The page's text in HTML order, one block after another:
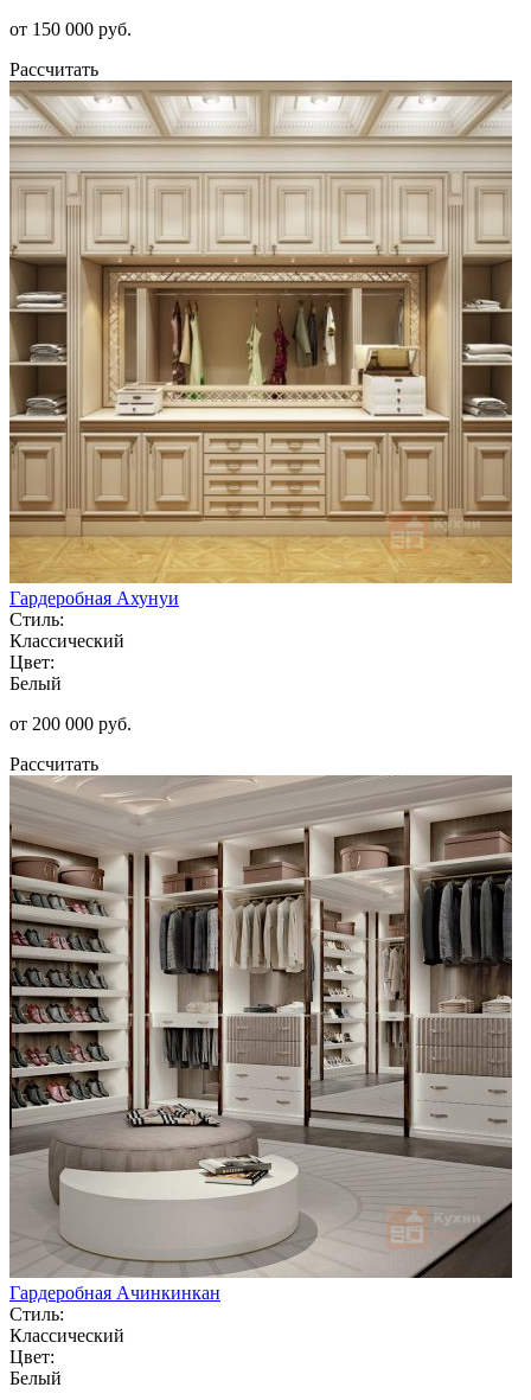
от 150 000 руб.
Рассчитать
Гардеробная Ахунуи
Стиль:
Классический
Цвет:
Белый
от 200 000 руб.
Рассчитать
Гардеробная Ачинкинкан
Стиль:
Классический
Цвет:
Белый